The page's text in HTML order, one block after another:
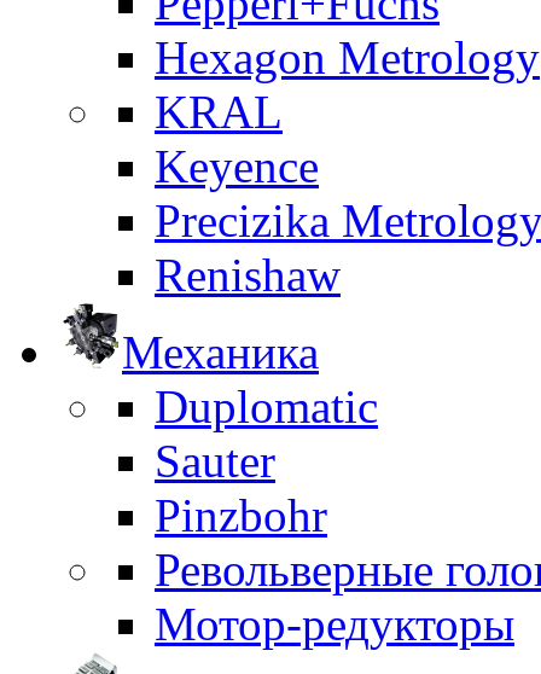
Hexagon Metrology
KRAL
Keyence
Precizika
Renishaw
Механика
Duplomatic
Sauter
Pinzbohr
Револьверные
Мотор-редукторы